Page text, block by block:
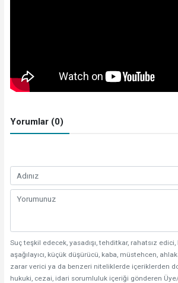
Yorumlar (0)
Suç teşkil edecek, yasadışı, tehditkar, rahatsız
aşağılayıcı, küçük düşürücü, kaba, müstehcen,
zarar verici ya da benzeri niteliklerde içeriklerden
hukuki, cezai, idari sorumluluk içeriği gönderen Üye/